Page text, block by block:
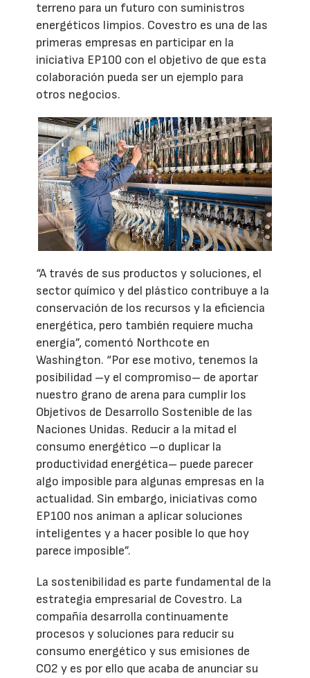
terreno para un futuro con suministros
energéticos limpios. Covestro es una de las
primeras empresas en participar en la
iniciativa EP100 con el objetivo de que esta
colaboración pueda ser un ejemplo para
otros negocios.
“A través de sus productos y soluciones, el
sector químico y del plástico contribuye a la
conservación de los recursos y la eficiencia
energética, pero también requiere mucha
energía”, comentó Northcote en
Washington. “Por ese motivo, tenemos la
posibilidad –y el compromiso– de aportar
nuestro grano de arena para cumplir los
Objetivos de Desarrollo Sostenible de las
Naciones Unidas. Reducir a la mitad el
consumo energético –o duplicar la
productividad energética– puede parecer
algo imposible para algunas empresas en la
actualidad. Sin embargo, iniciativas como
EP100 nos animan a aplicar soluciones
inteligentes y a hacer posible lo que hoy
parece imposible”.
La sostenibilidad es parte fundamental de la
estrategia empresarial de Covestro. La
compañía desarrolla continuamente
procesos y soluciones para reducir su
consumo energético y sus emisiones de
CO2 y es por ello que acaba de anunciar su